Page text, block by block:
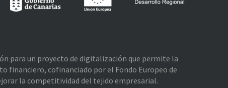
para un proyecto de digitalización que permite la
financiero, cofinanciado por el Fondo Europeo de
la competitividad del tejido empresarial.